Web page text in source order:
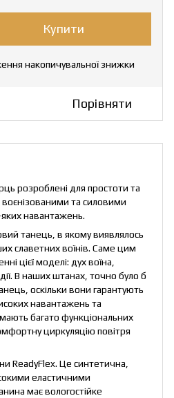
Купити
накопичувальної знижки
Порівняти
розроблені для простоти та
та силовими
яких навантажень.
танець, в якому виявлялось
славетних воїнів. Саме цим
цієї моделі: дух воїна,
В наших штанах, точно було б
оскільки вони гарантують
навантажень та
мають багато функціональних
циркуляцію повітря
ReadyFlex. Це синтетична,
еластичними
має вологостійке